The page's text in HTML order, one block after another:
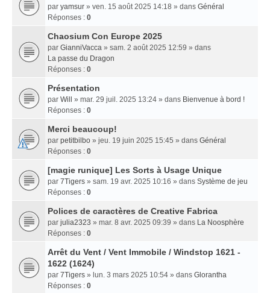
par yamsur » ven. 15 août 2025 14:18 » dans Général
Réponses : 0
Chaosium Con Europe 2025
par GianniVacca » sam. 2 août 2025 12:59 » dans
La passe du Dragon
Réponses : 0
Présentation
par Will » mar. 29 juil. 2025 13:24 » dans Bienvenue à bord !
Réponses : 0
Merci beaucoup!
par petitbilbo » jeu. 19 juin 2025 15:45 » dans Général
Réponses : 0
[magie runique] Les Sorts à Usage Unique
par 7Tigers » sam. 19 avr. 2025 10:16 » dans Système de jeu
Réponses : 0
Polices de caractères de Creative Fabrica
par julia2323 » mar. 8 avr. 2025 09:39 » dans La Noosphère
Réponses : 0
Arrêt du Vent / Vent Immobile / Windstop 1621 -
1622 (1624)
par 7Tigers » lun. 3 mars 2025 10:54 » dans Glorantha
Réponses : 0